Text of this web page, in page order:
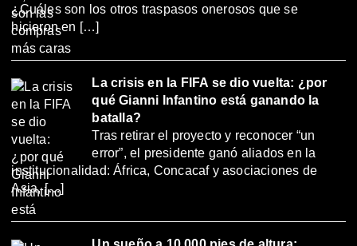
¿Cuáles son los otros traspasos onerosos que se
hicieron en […]
La crisis en la FIFA se dio vuelta: ¿por
qué Gianni Infantino está ganando la
batalla?
Tras retirar el proyecto y reconocer “un
error”, el presidente ganó aliados en la
institucionalidad: África, Concacaf y asociaciones de
Asia, […]